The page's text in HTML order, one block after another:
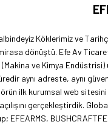
Köklerimiz ve
dönüştü. Efe Av
ve Kimya
aynı adreste, aynı
ilk kurumsal web
gerçekleştirdik.
EFEARMS,